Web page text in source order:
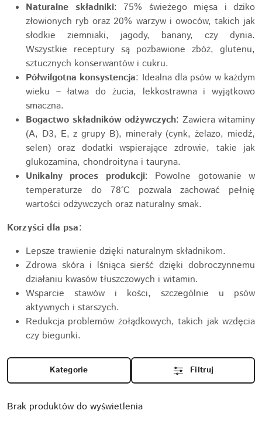
Naturalne składniki: 75% świeżego mięsa i dziko
złowionych ryb oraz 20% warzyw i owoców, takich jak
słodkie ziemniaki, jagody, banany, czy dynia.
Wszystkie receptury są pozbawione zbóż, glutenu,
sztucznych konserwantów i cukru.
Półwilgotna konsystencja: Idealna dla psów w każdym
wieku – łatwa do żucia, lekkostrawna i wyjątkowo
smaczna.
Bogactwo składników odżywczych: Zawiera witaminy
(A, D3, E, z grupy B), minerały (cynk, żelazo, miedź,
selen) oraz dodatki wspierające zdrowie, takie jak
glukozamina, chondroityna i tauryna.
Unikalny proces produkcji: Powolne gotowanie w
temperaturze do 78°C pozwala zachować pełnię
wartości odżywczych oraz naturalny smak.
Korzyści dla psa:
Lepsze trawienie dzięki naturalnym składnikom.
Zdrowa skóra i lśniąca sierść dzięki dobroczynnemu
działaniu kwasów tłuszczowych i witamin.
Wsparcie stawów i kości, szczególnie u psów
aktywnych i starszych.
Redukcja problemów żołądkowych, takich jak wzdęcia
czy biegunki.
Kategorie Filtruj
Brak produktów do wyświetlenia